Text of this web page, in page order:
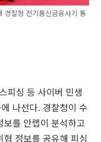
찰청 전기통신금융사기 통
피싱 등 사이버 민생
나선다. 경찰청이 수
를 안랩이 분석하고
정보를 공유해 피싱